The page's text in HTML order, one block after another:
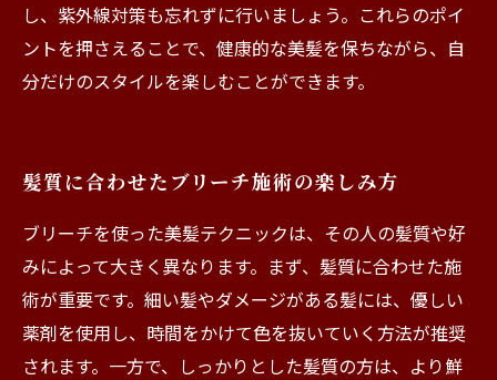
し、紫外線対策も忘れずに行いましょう。これらのポイ
ントを押さえることで、健康的な美髪を保ちながら、自
分だけのスタイルを楽しむことができます。
髪質に合わせたブリーチ施術の楽しみ方
ブリーチを使った美髪テクニックは、その人の髪質や好
みによって大きく異なります。まず、髪質に合わせた施
術が重要です。細い髪やダメージがある髪には、優しい
薬剤を使用し、時間をかけて色を抜いていく方法が推奨
されます。一方で、しっかりとした髪質の方は、より鮮